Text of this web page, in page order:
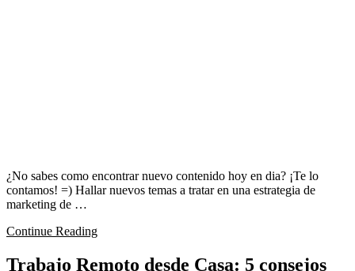
¿No sabes como encontrar nuevo contenido hoy en dia? ¡Te lo
contamos! =) Hallar nuevos temas a tratar en una estrategia de
marketing de …
Continue Reading
Trabajo Remoto desde Casa: 5 consejos